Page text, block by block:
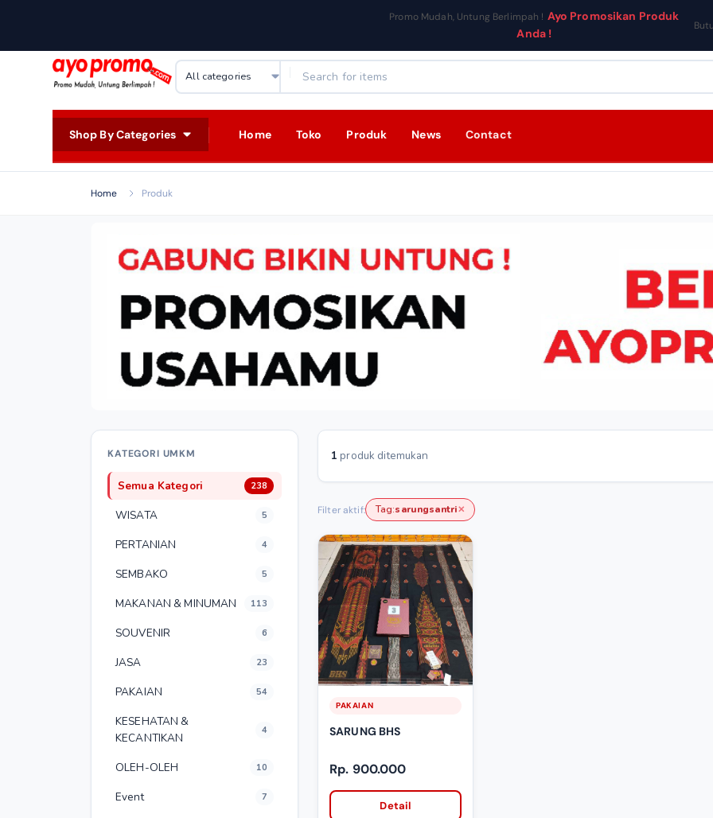
Promo Mudah, Untung Berlimpah ! Ayo Promosikan Produk
Anda !
Shop By Categories Home Toko Produk News Contact
Home Produk
1 produk ditemukan
Filter aktif: Tag:sarungsantri✕
PAKAIAN
SARUNG BHS
Rp. 900.000
Detail
KATEGORI UMKM
Semua Kategori 238
WISATA 5
PERTANIAN 4
SEMBAKO 5
MAKANAN & MINUMAN 113
SOUVENIR 6
JASA 23
PAKAIAN 54
KESEHATAN &
KECANTIKAN
4
OLEH-OLEH 10
Event 7